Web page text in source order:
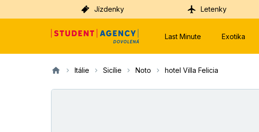
Jízdenky Letenky
Last Minute Exotika
Itálie Sicílie Noto hotel Villa Felicia